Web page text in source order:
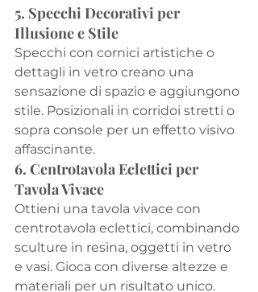
5. Specchi Decorativi per
Illusione e Stile
Specchi con cornici artistiche o
dettagli in vetro creano una
sensazione di spazio e aggiungono
stile. Posizionali in corridoi stretti o
sopra console per un effetto visivo
affascinante.
6. Centrotavola Eclettici per
Tavola Vivace
Ottieni una tavola vivace con
centrotavola eclettici, combinando
sculture in resina, oggetti in vetro
e vasi. Gioca con diverse altezze e
materiali per un risultato unico.